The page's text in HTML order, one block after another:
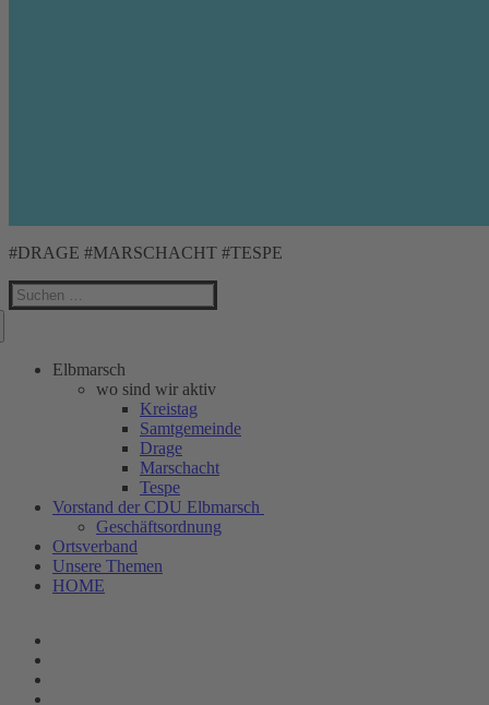
#DRAGE #MARSCHACHT #TESPE
Suchen
nach:
Elbmarsch
wo sind wir aktiv
Kreistag
Samtgemeinde
Drage
Marschacht
Tespe
Vorstand der CDU Elbmarsch
Geschäftsordnung
Ortsverband
Unsere Themen
HOME